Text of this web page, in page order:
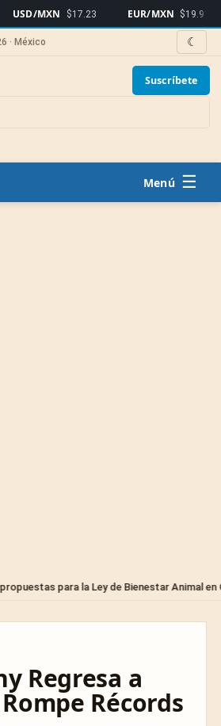
USD/MXN $17.23 EUR/MXN $19.91
· México ☾
Suscríbete
☰
para la Ley de Bienestar Animal en
Regresa a
Récords